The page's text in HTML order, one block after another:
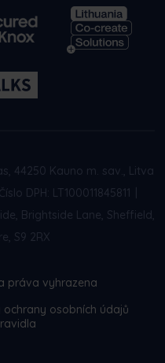
44250 Kauno m. sav., Litva
Číslo DPH: LT100011845811
Brightside Lane, Sheffield,
S9 2RX
práva vyhrazena
ochrany osobních údajů